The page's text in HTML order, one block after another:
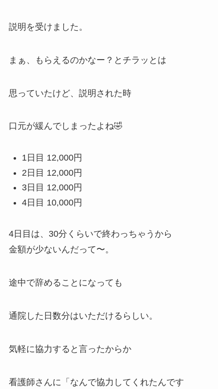
説明を受けました。
まぁ、もらえるのかなー？とチラッとは
思っていたけど、説明された時
口元が緩んでしまったよね🤣
1日目 12,000円
2日目 12,000円
3日目 12,000円
4日目 10,000円
4日目は、30分くらいで終わっちゃうから
金額が少ないんだって〜。
途中で辞めることになっても
通院した日数分はいただけるらしい。
気軽に協力すると言ったからか
看護師さんに「なんで協力してくれたんです